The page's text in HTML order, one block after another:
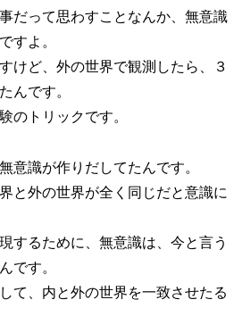
だって思わすことなんか、無意識
すよ。
けど、外の世界で観測したら、３
んです。
のトリックです。
意識が作りだしてたんです。
と外の世界が全く同じだと意識に
するために、無意識は、今と言う
です。
て、内と外の世界を一致させたる